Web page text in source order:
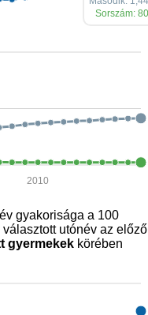
2010
Sorszám: 80
gyakorisága a 100
választott utónév az előző
gyermekek körében